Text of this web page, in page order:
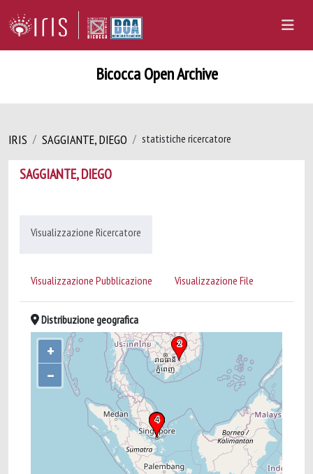
Bicocca Open Archive
IRIS SAGGIANTE, DIEGO statistiche ricercatore
SAGGIANTE, DIEGO
Visualizzazione Ricercatore
Visualizzazione Pubblicazione Visualizzazione File
Distribuzione geografica
+
–